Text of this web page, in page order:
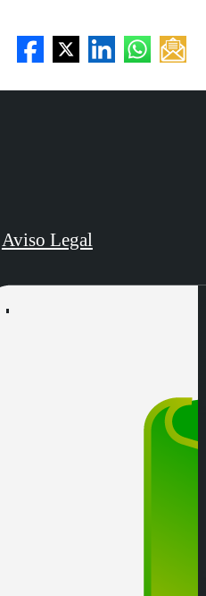
Aviso Legal